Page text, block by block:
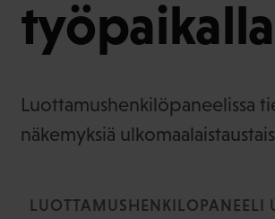
työpaikalla
Luottamushenkilöpaneelissa
näkemyksiä
LUOTTAMUSHENKILOPANEELI